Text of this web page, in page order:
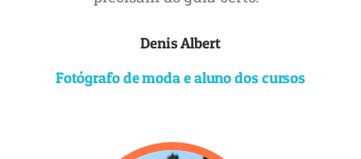
Denis Albert
Fotógrafo de moda e aluno dos cursos